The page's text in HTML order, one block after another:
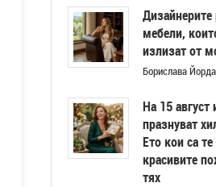
мебели,
излизат от
Борислава
На 15
празнуват
Ето кои са
красивите
тях